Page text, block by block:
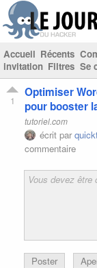
Accueil Récents
invitation Filtres Se
1
Optimiser
pour booster
tutoriel.com
écrit par
commentaire
Poster